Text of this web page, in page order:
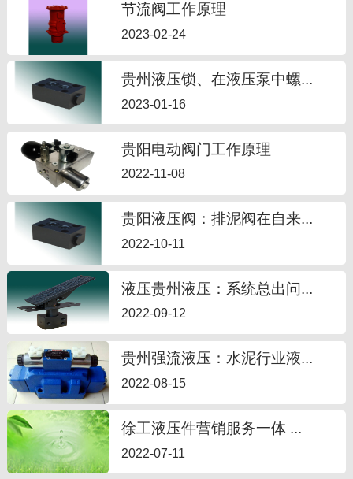
节流阀工作原理
2023-02-24
贵州液压锁、在液压泵中螺...
2023-01-16
贵阳电动阀门工作原理
2022-11-08
贵阳液压阀：排泥阀在自来...
2022-10-11
液压贵州液压：系统总出问...
2022-09-12
贵州强流液压：水泥行业液...
2022-08-15
徐工液压件营销服务一体 ...
2022-07-11